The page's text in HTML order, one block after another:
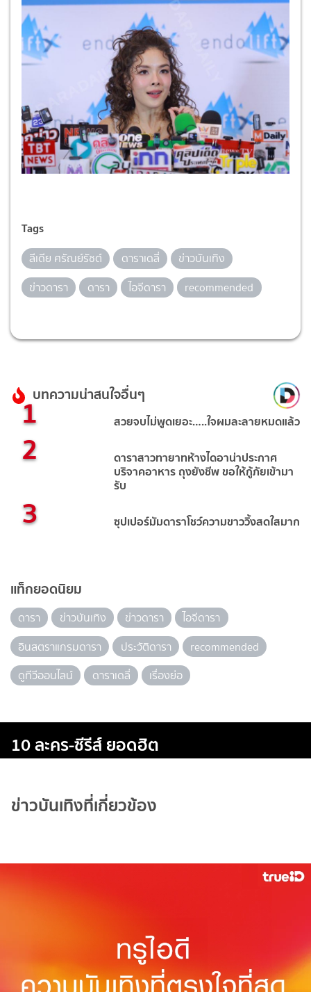
Tags
ลีเดีย ศรัณย์รัชต์ ดาราเดลี่
ข่าวบันเทิง
ข่าวดารา
ดารา ไอจีดารา recommended
บทความน่าสนใจอื่นๆ
1 สวยจบไม่พูดเยอะ…..ใจผมละลายหมดแล้ว
2 ดาราสาวทายาทห้างไดอาน่าประกาศ
บริจาคอาหาร ถุงยังชีพ ขอให้กู้ภัยเข้ามา
รับ
3 ซุปเปอร์มัมดาราโชว์ความขาววิ้งสดใสมาก
แท็กยอดนิยม
ดารา ข่าวบันเทิง ข่าวดารา
ไอจีดารา
อินสตราแกรมดารา
ประวัติดารา
recommended
ดูทีวีออนไลน์
ดาราเดลี่ เรื่องย่อ
10 ละคร-ซีรีส์ ยอดฮิต
ข่าวบันเทิงที่เกี่ยวข้อง